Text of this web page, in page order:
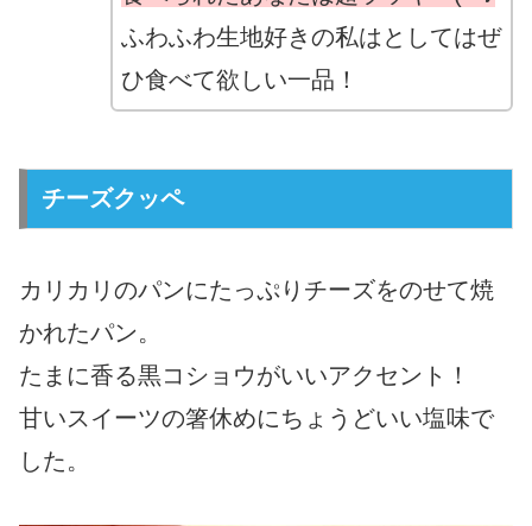
ふわふわ生地好きの私はとしてはぜ
ひ食べて欲しい一品！
チーズクッペ
カリカリのパンにたっぷりチーズをのせて焼
かれたパン。
たまに香る黒コショウがいいアクセント！
甘いスイーツの箸休めにちょうどいい塩味で
した。